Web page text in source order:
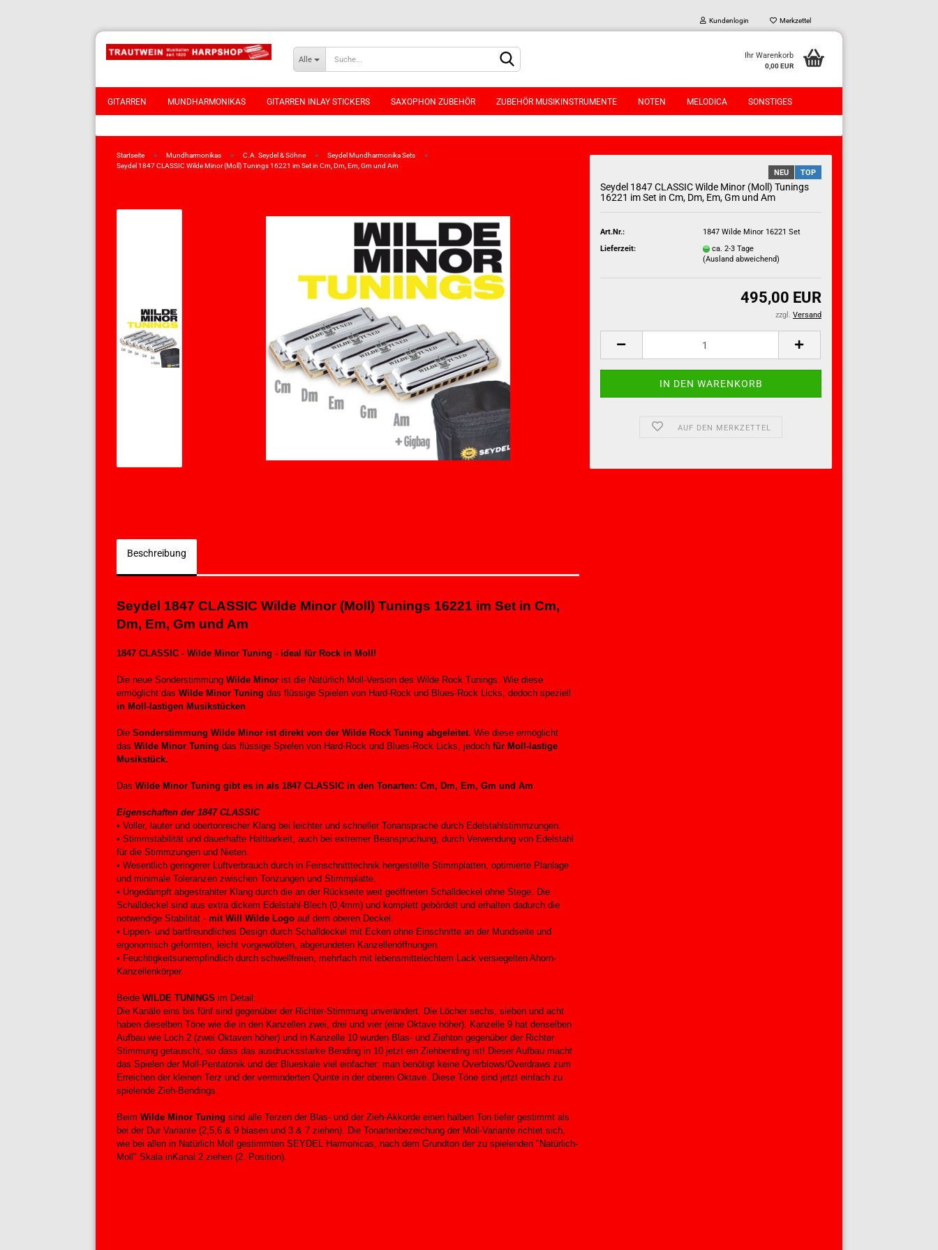
Kundenlogin Merkzettel
Alle Ihr Warenkorb
0,00 EUR
GITARREN MUNDHARMONIKAS GITARREN INLAY STICKERS SAXOPHON ZUBEHÖR ZUBEHÖR MUSIKINSTRUMENTE NOTEN MELODICA SONSTIGES
Startseite » Mundharmonikas » C.A. Seydel & Söhne » Seydel Mundharmonika Sets »
Seydel 1847 CLASSIC Wilde Minor (Moll) Tunings 16221 im Set in Cm, Dm, Em, Gm und Am
NEU TOP
Seydel 1847 CLASSIC Wilde Minor (Moll) Tunings
16221 im Set in Cm, Dm, Em, Gm und Am
Art.Nr.:
1847 Wilde Minor 16221 Set
Lieferzeit:
ca. 2-3 Tage
(Ausland abweichend)
495,00 EUR
zzgl. Versand
AUF DEN MERKZETTEL
Beschreibung
Seydel 1847 CLASSIC Wilde Minor (Moll) Tunings 16221 im Set in Cm,
Dm, Em, Gm und Am
1847 CLASSIC - Wilde Minor Tuning - ideal für Rock in Moll!
Die neue Sonderstimmung Wilde Minor ist die Natürlich Moll-Version des Wilde Rock Tunings. Wie diese
ermöglicht das Wilde Minor Tuning das flüssige Spielen von Hard-Rock und Blues-Rock Licks, dedoch speziell
in Moll-lastigen Musikstücken
Die Sonderstimmung Wilde Minor ist direkt von der Wilde Rock Tuning abgeleitet. Wie diese ermöglicht
das Wilde Minor Tuning das flüssige Spielen von Hard-Rock und Blues-Rock Licks, jedoch für Moll-lastige
Musikstück.
Das Wilde Minor Tuning gibt es in als 1847 CLASSIC in den Tonarten: Cm, Dm, Em, Gm und Am
Eigenschaften der 1847 CLASSIC
• Voller, lauter und obertonreicher Klang bei leichter und schneller Tonansprache durch Edelstahlstimmzungen.
• Stimmstabilität und dauerhafte Haltbarkeit, auch bei extremer Beanspruchung, durch Verwendung von Edelstahl
für die Stimmzungen und Nieten.
• Wesentlich geringerer Luftverbrauch durch in Feinschnitttechnik hergestellte Stimmplatten, optimierte Planlage
und minimale Toleranzen zwischen Tonzungen und Stimmplatte.
• Ungedämpft abgestrahlter Klang durch die an der Rückseite weit geöffneten Schalldeckel ohne Stege. Die
Schalldeckel sind aus extra dickem Edelstahl-Blech (0,4mm) und komplett gebördelt und erhalten dadurch die
notwendige Stabilität - mit Will Wilde Logo auf dem oberen Deckel.
• Lippen- und bartfreundliches Design durch Schalldeckel mit Ecken ohne Einschnitte an der Mundseite und
ergonomisch geformten, leicht vorgewölbten, abgerundeten Kanzellenöffnungen.
• Feuchtigkeitsunempfindlich durch schwellfreien, mehrfach mit lebensmittelechtem Lack versiegelten Ahorn-
Kanzellenkörper.
Beide WILDE TUNINGS im Detail:
Die Kanäle eins bis fünf sind gegenüber der Richter-Stimmung unverändert. Die Löcher sechs, sieben und acht
haben dieselben Töne wie die in den Kanzellen zwei, drei und vier (eine Oktave höher). Kanzelle 9 hat denselben
Aufbau wie Loch 2 (zwei Oktaven höher) und in Kanzelle 10 wurden Blas- und Ziehton gegenüber der Richter
Stimmung getauscht, so dass das ausdrucksstarke Bending in 10 jetzt ein Ziehbending ist! Dieser Aufbau macht
das Spielen der Moll-Pentatonik und der Blueskale viel einfacher: man benötigt keine Overblows/Overdraws zum
Erreichen der kleinen Terz und der verminderten Quinte in der oberen Oktave. Diese Töne sind jetzt einfach zu
spielende Zieh-Bendings.
Beim Wilde Minor Tuning sind alle Terzen der Blas- und der Zieh-Akkorde einen halben Ton tiefer gestimmt als
bei der Dur Variante (2,5,6 & 9 blasen und 3 & 7 ziehen). Die Tonartenbezeichung der Moll-Variante richtet sich,
wie bei allen in Natürlich Moll gestimmten SEYDEL Harmonicas, nach dem Grundton der zu spielenden "Natürlich-
Moll" Skala inKanal 2 ziehen (2. Position).